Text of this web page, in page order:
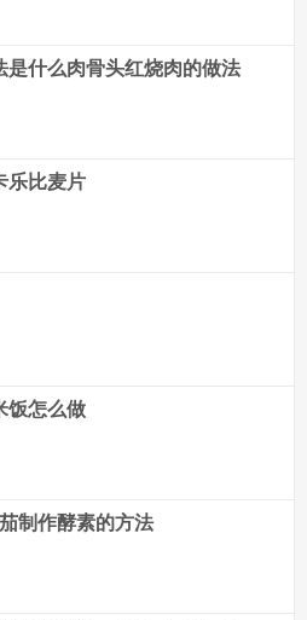
是什么肉骨头红烧肉的做法
乐比麦片
饭怎么做
制作酵素的方法